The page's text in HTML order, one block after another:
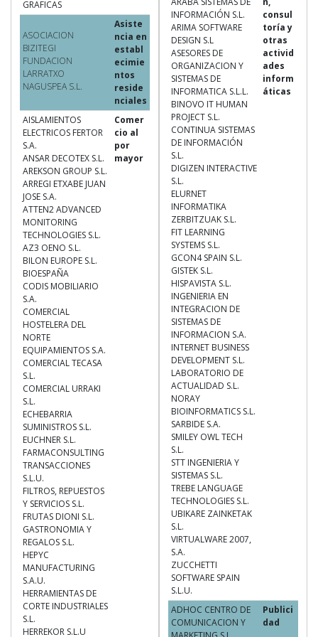
GRAFICAS
ASOCIACION
BIZITEGI
FUNDACION
LARRATXO
NAGUSPEA S.L.
Asiste
ncia en
establ
ecimie
ntos
reside
nciales
AISLAMIENTOS
ELECTRICOS FERTOR
S.A.
ANSAR DECOTEX S.L.
AREKSON GROUP S.L.
ARREGI ETXABE JUAN
JOSE S.A.
ATTEN2 ADVANCED
MONITORING
TECHNOLOGIES S.L.
AZ3 OENO S.L.
BILON EUROPE S.L.
BIOESPAÑA
CODIS MOBILIARIO
S.A.
COMERCIAL
HOSTELERA DEL
NORTE
EQUIPAMIENTOS S.A.
COMERCIAL TECASA
S.L.
COMERCIAL URRAKI
S.L.
ECHEBARRIA
SUMINISTROS S.L.
EUCHNER S.L.
FARMACONSULTING
TRANSACCIONES
S.L.U.
FILTROS, REPUESTOS
Y SERVICIOS S.L.
FRUTAS DIONI S.L.
GASTRONOMIA Y
REGALOS S.L.
HEPYC
MANUFACTURING
S.A.U.
HERRAMIENTAS DE
CORTE INDUSTRIALES
S.L.
HERREKOR S.L.U
Comer
cio al
por
mayor
INFORMACIÓN S.L.
ARIMA SOFTWARE
DESIGN S.L
ASESORES DE
ORGANIZACION Y
SISTEMAS DE
INFORMATICA S.L.L.
BINOVO IT HUMAN
PROJECT S.L.
CONTINUA SISTEMAS
DE INFORMACIÓN
S.L.
DIGIZEN INTERACTIVE
S.L.
ELURNET
INFORMATIKA
ZERBITZUAK S.L.
FIT LEARNING
SYSTEMS S.L.
GCON4 SPAIN S.L.
GISTEK S.L.
HISPAVISTA S.L.
INGENIERIA EN
INTEGRACION DE
SISTEMAS DE
INFORMACION S.A.
INTERNET BUSINESS
DEVELOPMENT S.L.
LABORATORIO DE
ACTUALIDAD S.L.
NORAY
BIOINFORMATICS S.L.
SARBIDE S.A.
SMILEY OWL TECH
S.L.
STT INGENIERIA Y
SISTEMAS S.L.
TREBE LANGUAGE
TECHNOLOGIES S.L.
UBIKARE ZAINKETAK
S.L.
VIRTUALWARE 2007,
S.A.
ZUCCHETTI
SOFTWARE SPAIN
S.L.U.
consul
toría y
otras
activid
ades
inform
áticas
ADHOC CENTRO DE
COMUNICACION Y
Publici
dad